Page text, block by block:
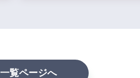
一覧ページへ